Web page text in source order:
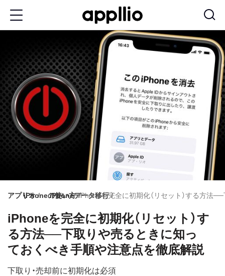
ン
テ
ン
ツ
に
アプリオiPhoneの使い方iPhoneデータ移行iPhoneを完全に初期化（リセット）する方法
iPhoneを完全に初期化（リセット）す
る方法──下取りや売るときに知っ
ておくべき手順や注意点を徹底解説
下取り・売却前に初期化は必須